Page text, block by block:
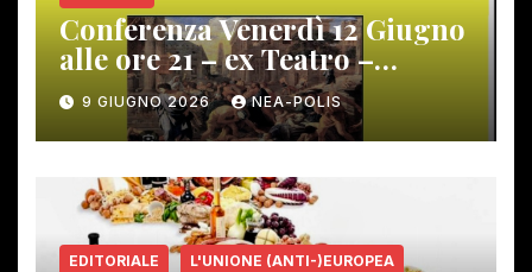
Conferenza Venerdì 12 Giugno
alle ore 21 – ex Teatro –
Gambassi Terme –
9 GIUGNO 2026 NEA-POLIS
EDITORIALE L'UNIONE (ANTI-)EUROPEA